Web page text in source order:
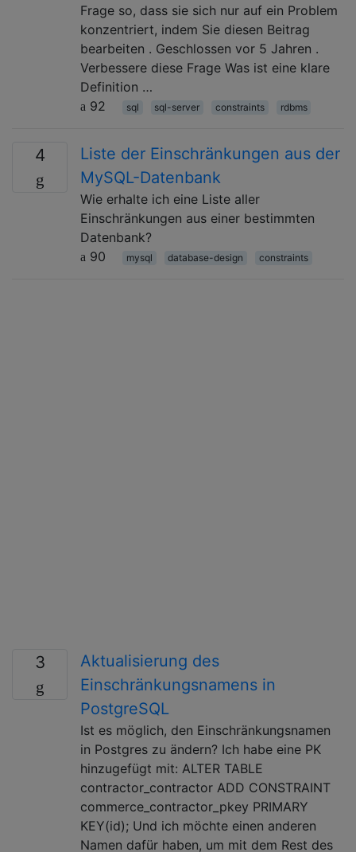
Frage so, dass sie sich nur auf ein Problem
konzentriert, indem Sie diesen Beitrag
bearbeiten . Geschlossen vor 5 Jahren .
Verbessere diese Frage Was ist eine klare
Definition …
92
sql sql-server constraints rdbms
4
Liste der Einschränkungen aus der
MySQL-Datenbank
Wie erhalte ich eine Liste aller
Einschränkungen aus einer bestimmten
Datenbank?
90
mysql database-design constraints
3
Aktualisierung des
Einschränkungsnamens in
PostgreSQL
Ist es möglich, den Einschränkungsnamen
in Postgres zu ändern? Ich habe eine PK
hinzugefügt mit: ALTER TABLE
contractor_contractor ADD CONSTRAINT
commerce_contractor_pkey PRIMARY
KEY(id); Und ich möchte einen anderen
Namen dafür haben, um mit dem Rest des